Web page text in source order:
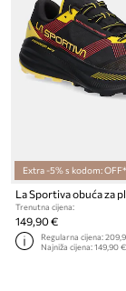
Extra -5% s kodom: OFF*
Trenutna cijena:
149,90 €
Regularna cijena:
Najniža cijena:149,90 €